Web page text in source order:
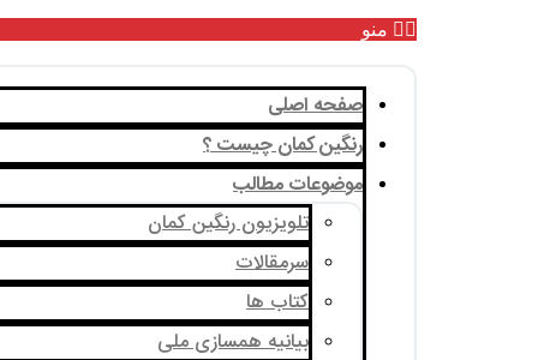
منو
صفحه اصلی
رنگین کمان چیست ؟
موضوعات مطالب
تلویزیون رنگین کمان
سرمقالات
کتاب ها
بیانیه همسازی ملی